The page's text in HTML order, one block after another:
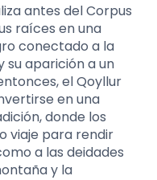
antes del Corpus
raíces en una
conectado a la
su aparición a un
el Qoyllur
en una
donde los
viaje para rendir
a las deidades
y la